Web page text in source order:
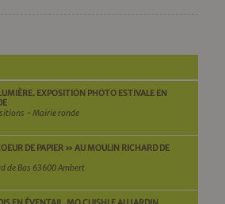
EXPOSITION PHOTO ESTIVALE EN
- Mairie ronde
DE PAPIER » AU MOULIN RICHARD DE
de Bas 63600 Ambert